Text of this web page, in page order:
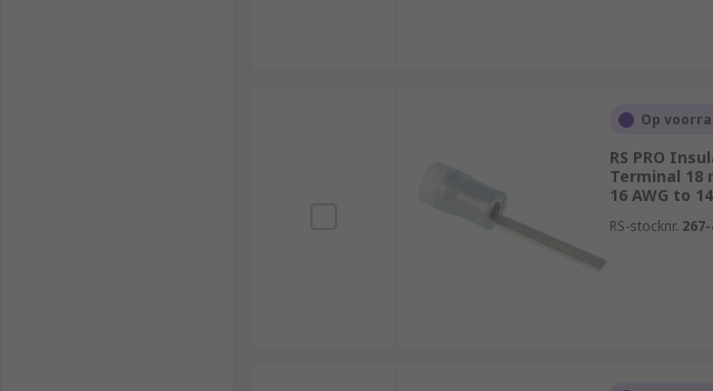
Op
RS PRO
Terminal 18
16 AWG to
RS-stocknr.